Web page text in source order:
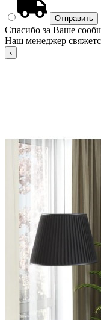
Спасибо за Ваше
Наш менеджер